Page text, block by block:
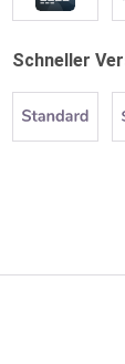
Schneller